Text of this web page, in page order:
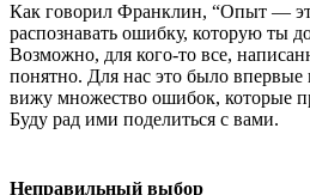
Как говорил Франклин, “Опыт —
распознавать ошибку, которую ты
Возможно, для кого-то все,
понятно. Для нас это было впервые
вижу множество ошибок, которые
Буду рад ими поделиться с вами.
Неправильный выбор